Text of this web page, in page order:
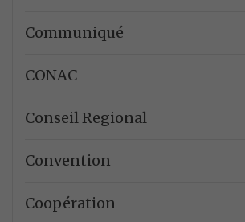
Communiqué
CONAC
Conseil Regional
Convention
Coopération